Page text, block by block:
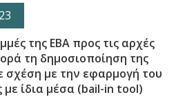
της EBA προς τις αρχές
τη δημοσιοποίηση της
σχέση με την εφαρμογή του
ίδια μέσα (bail-in tool)